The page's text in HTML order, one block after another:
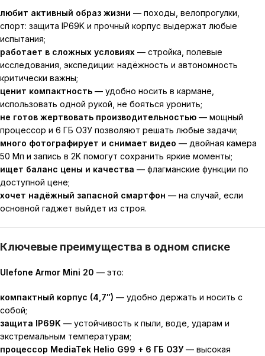
любит активный образ жизни — походы, велопрогулки,
спорт: защита IP69K и прочный корпус выдержат любые
испытания;
работает в сложных условиях — стройка, полевые
исследования, экспедиции: надёжность и автономность
критически важны;
ценит компактность — удобно носить в кармане,
использовать одной рукой, не бояться уронить;
не готов жертвовать производительностью — мощный
процессор и 6 ГБ ОЗУ позволяют решать любые задачи;
много фотографирует и снимает видео — двойная камера
50 Мп и запись в 2K помогут сохранить яркие моменты;
ищет баланс цены и качества — флагманские функции по
доступной цене;
хочет надёжный запасной смартфон — на случай, если
основной гаджет выйдет из строя.
Ключевые преимущества в одном списке
Ulefone Armor Mini 20 — это:
компактный корпус (4,7″) — удобно держать и носить с
собой;
защита IP69K — устойчивость к пыли, воде, ударам и
экстремальным температурам;
процессор MediaTek Helio G99 + 6 ГБ ОЗУ — высокая